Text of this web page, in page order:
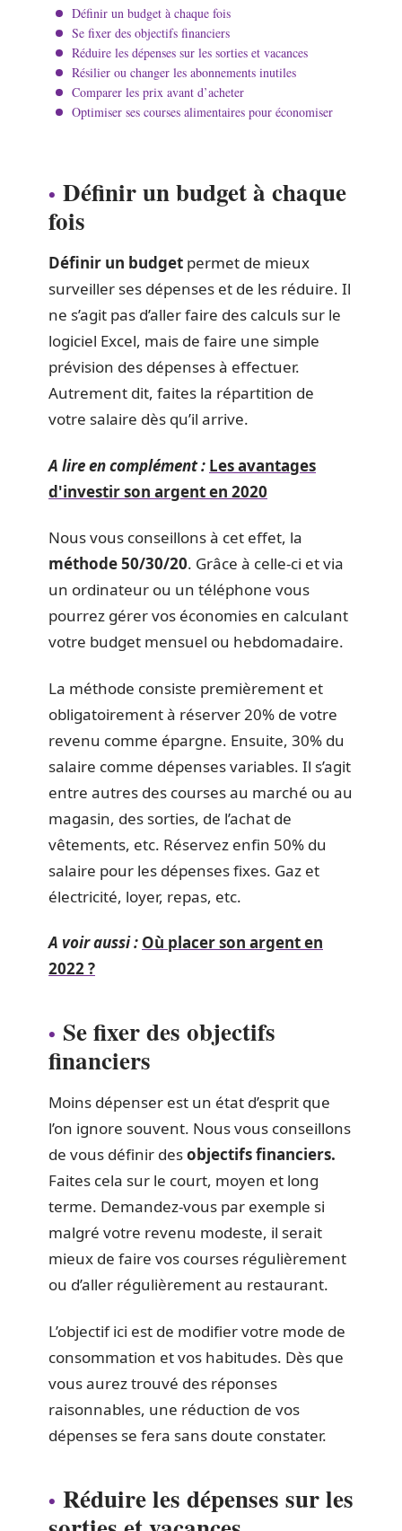
Définir un budget à chaque fois
Se fixer des objectifs financiers
Réduire les dépenses sur les sorties et vacances
Résilier ou changer les abonnements inutiles
Comparer les prix avant d’acheter
Optimiser ses courses alimentaires pour économiser
Définir un budget à chaque
fois
Définir un budget permet de mieux
surveiller ses dépenses et de les réduire. Il
ne s’agit pas d’aller faire des calculs sur le
logiciel Excel, mais de faire une simple
prévision des dépenses à effectuer.
Autrement dit, faites la répartition de
votre salaire dès qu’il arrive.
A lire en complément : Les avantages
d'investir son argent en 2020
Nous vous conseillons à cet effet, la
méthode 50/30/20. Grâce à celle-ci et via
un ordinateur ou un téléphone vous
pourrez gérer vos économies en calculant
votre budget mensuel ou hebdomadaire.
La méthode consiste premièrement et
obligatoirement à réserver 20% de votre
revenu comme épargne. Ensuite, 30% du
salaire comme dépenses variables. Il s’agit
entre autres des courses au marché ou au
magasin, des sorties, de l’achat de
vêtements, etc. Réservez enfin 50% du
salaire pour les dépenses fixes. Gaz et
électricité, loyer, repas, etc.
A voir aussi : Où placer son argent en
2022 ?
Se fixer des objectifs
financiers
Moins dépenser est un état d’esprit que
l’on ignore souvent. Nous vous conseillons
de vous définir desobjectifs financiers.
Faites cela sur le court, moyen et long
terme. Demandez-vous par exemple si
malgré votre revenu modeste, il serait
mieux de faire vos courses régulièrement
ou d’aller régulièrement au restaurant.
L’objectif ici est de modifier votre mode de
consommation et vos habitudes. Dès que
vous aurez trouvé des réponses
raisonnables, une réduction de vos
dépenses se fera sans doute constater.
Réduire les dépenses sur les